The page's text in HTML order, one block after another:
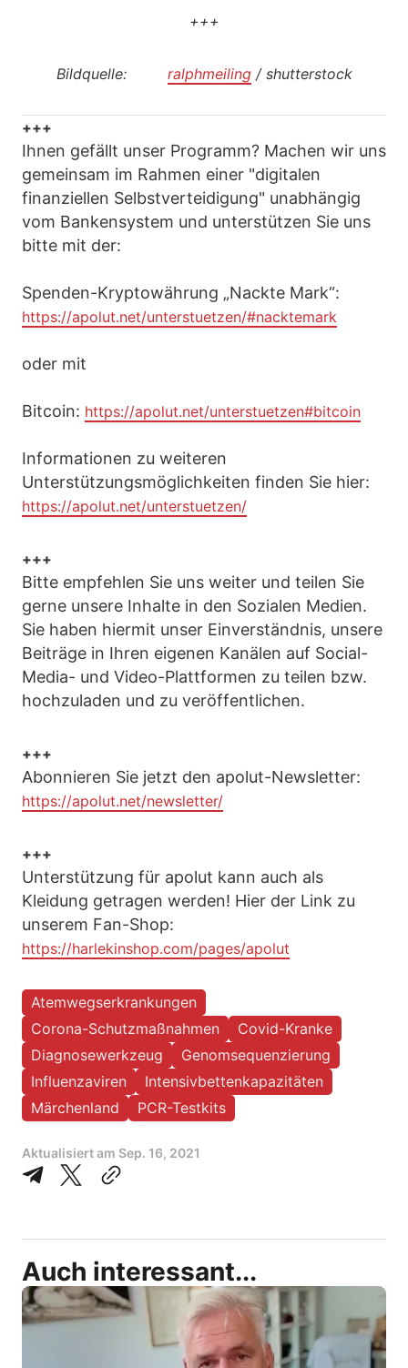
+++
Bildquelle: ralphmeiling/ shutterstock
+++
Ihnen gefällt unser Programm? Machen wir uns
gemeinsam im Rahmen einer "digitalen
finanziellen Selbstverteidigung" unabhängig
vom Bankensystem und unterstützen Sie uns
bitte mit der:
Spenden-Kryptowährung „Nackte Mark“:
https://apolut.net/unterstuetzen/#nacktemark
oder mit
Bitcoin: https://apolut.net/unterstuetzen#bitcoin
Informationen zu weiteren
Unterstützungsmöglichkeiten finden Sie hier:
https://apolut.net/unterstuetzen/
+++
Bitte empfehlen Sie uns weiter und teilen Sie
gerne unsere Inhalte in den Sozialen Medien.
Sie haben hiermit unser Einverständnis, unsere
Beiträge in Ihren eigenen Kanälen auf Social-
Media- und Video-Plattformen zu teilen bzw.
hochzuladen und zu veröffentlichen.
+++
Abonnieren Sie jetzt den apolut-Newsletter:
https://apolut.net/newsletter/
+++
Unterstützung für apolut kann auch als
Kleidung getragen werden! Hier der Link zu
unserem Fan-Shop:
https://harlekinshop.com/pages/apolut
Atemwegserkrankungen
Corona-Schutzmaßnahmen
Covid-Kranke
Diagnosewerkzeug
Genomsequenzierung
Influenzaviren
Intensivbettenkapazitäten
Märchenland
PCR-Testkits
Aktualisiert am Sep. 16, 2021
Auch interessant...